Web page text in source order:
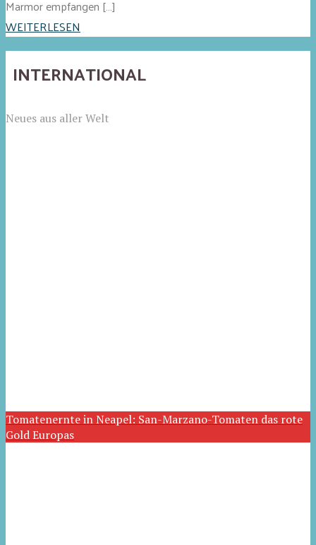
Marmor empfangen […]
WEITERLESEN
INTERNATIONAL
Neues aus aller Welt
Tomatenernte in Neapel: San-Marzano-Tomaten das rote
Gold Europas